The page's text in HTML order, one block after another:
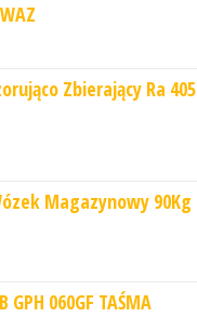
Zbierający Ra 405
Magazynowy 90Kg
060GF TAŚMA